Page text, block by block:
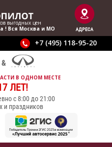
выгодныx цен
! Вся Москва и МО
АДРЕСА
+7 (495) 118-95-20
В ОДНОМ МЕСТЕ
ЛЕТ!
с 8:00 до 21:00
и праздников